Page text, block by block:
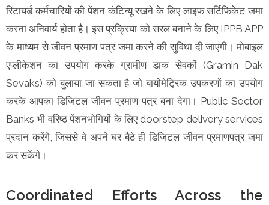
रिटायर्ड कर्मचारियों की पेंशन कंटिन्यू रखने के लिए लाइफ सर्टिफिकेट जमा
करना अनिवार्य होता है। इस प्रक्रिया को सरल बनाने के लिए IPPB APP
के माध्यम से जीवन प्रमाण पत्र जमा करने की सुविधा दी जाएगी। मोबाइल
एप्लीकेशन का उपयोग करके ग्रामीण डाक सेवकों (Gramin Dak
Sevaks) को बुलाया जा सकता है जो बायोमेट्रिक उपकरणों का उपयोग
करके आपका डिजिटल जीवन प्रमाण पत्र बना देगा। Public Sector
Banks भी वरिष्ठ पेंशनभोगियों के लिए doorstep delivery services
प्रदान करेंगे, जिससे वे अपने घर बैठे ही डिजिटल जीवन प्रमाणपत्र जमा
कर सकेंगे।
Coordinated Efforts Across the